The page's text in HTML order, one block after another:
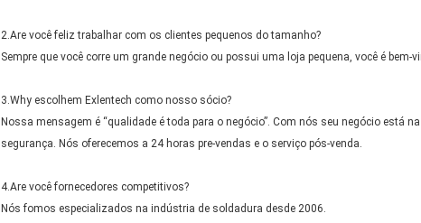
2.Are você feliz trabalhar com os clientes pequenos do tamanho?
Sempre que você corre um grande negócio ou possui uma loja pequena, você é bem-
3.Why escolhem Exlentech como nosso sócio?
Nossa mensagem é “qualidade é toda para o negócio”. Com nós seu negócio está
segurança. Nós oferecemos a 24 horas pre-vendas e o serviço pós-venda.
4.Are você fornecedores competitivos?
Nós fomos especializados na indústria de soldadura desde 2006.